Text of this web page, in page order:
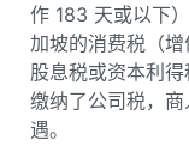
作 183 天或以下
加坡的消费税（增
股息税或资本利
缴纳了公司税，
遇。